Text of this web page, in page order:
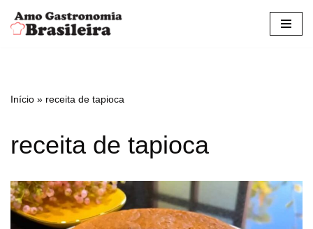
Pular
conteúdo
Início » receita de tapioca
receita de tapioca